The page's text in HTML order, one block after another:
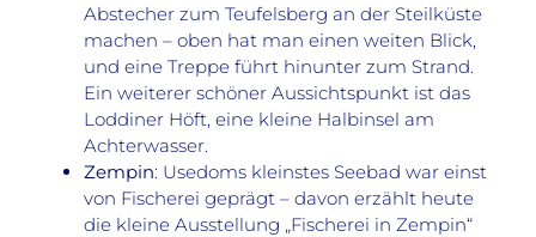
Abstecher zum Teufelsberg an der Steilküste
machen – oben hat man einen weiten Blick,
und eine Treppe führt hinunter zum Strand.
Ein weiterer schöner Aussichtspunkt ist das
Loddiner Höft, eine kleine Halbinsel am
Achterwasser.
Zempin: Usedoms kleinstes Seebad war einst
von Fischerei geprägt – davon erzählt heute
die kleine Ausstellung „Fischerei in Zempin“